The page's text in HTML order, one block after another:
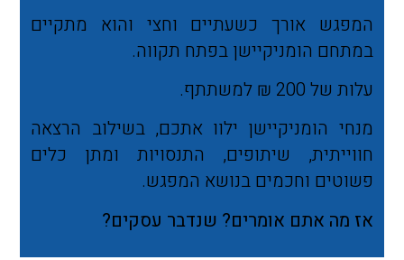
המפגש אורך כשעתיים וחצי והוא מתקיים
במתחם הומניקיישן בפתח תקווה.
עלות של 200 ₪ למשתתף.
מנחי הומניקיישן ילוו אתכם, בשילוב הרצאה
חווייתית, שיתופים, התנסויות ומתן כלים
פשוטים וחכמים בנושא המפגש.
אז מה אתם אומרים? שנדבר עסקים?